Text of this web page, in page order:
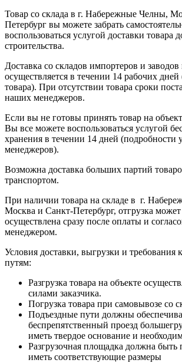
Товар со склада в г. Набережные Челны,
Петербург вы можете забрать
воспользоваться услугой доставки товара
строительства.
Доставка со складов импортеров и
осуществляется в течении 14 рабочих
товара). При отсутствии товара сроки
наших менеджеров.
Если вы не готовы принять товар на
Вы все можете воспользоваться услугой
хранения в течении 14 дней (подробности
менеджеров).
Возможна доставка больших партий
транспортом.
При наличии товара на складе в г.
Москва и Санкт-Петербург, отгрузка
осуществлена сразу после оплаты и
менеджером.
Условия доставки, выгрузки и требования
путям:
Разгрузка товара на объекте
силами заказчика.
Погрузка товара при самовывозе со
Подъездные пути должны
беспрепятственный проезд
иметь твердое основание и
Разгрузочная площадка должна быть
иметь соответствующие размеры